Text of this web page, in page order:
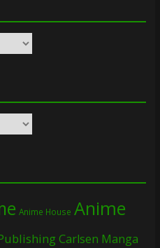
Anime House Anime
Carlsen Manga